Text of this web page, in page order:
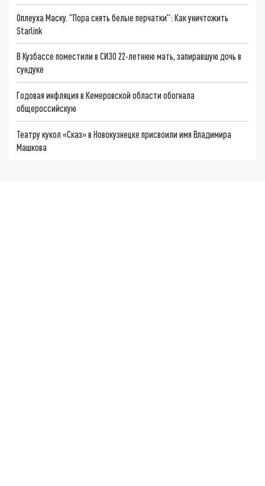
Оплеуха Маску. "Пора снять белые перчатки": Как уничтожить
Starlink
В Кузбассе поместили в СИЗО 22-летнюю мать, запиравшую дочь в
сундуке
Годовая инфляция в Кемеровской области обогнала
общероссийскую
Театру кукол «Сказ» в Новокузнецке присвоили имя Владимира
Машкова